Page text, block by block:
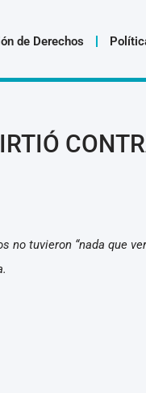
de Derechos
tuvieron “nada que